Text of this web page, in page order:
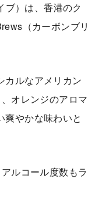
）は、香港のク
（カーボンブリ
カルなアメリカン
オレンジのアロマ
爽やかな味わいと
ルコール度数もラ